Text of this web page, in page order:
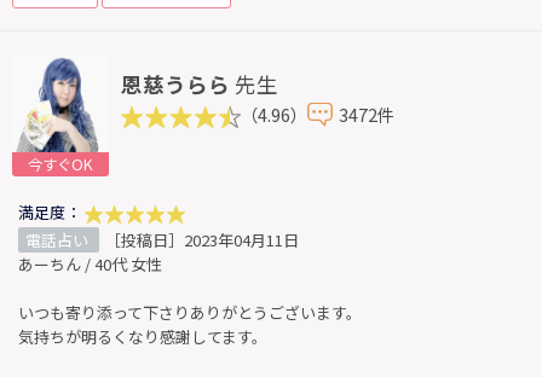
今すぐOK
恩慈うらら 先生
（4.96） 3472件
満足度：
電話占い
［投稿日］2023年04月11日
あーちん / 40代 女性
いつも寄り添って下さりありがとうございます。
気持ちが明るくなり感謝してます。